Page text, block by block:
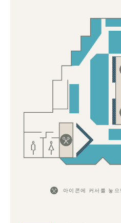
아이콘에 커서를 놓